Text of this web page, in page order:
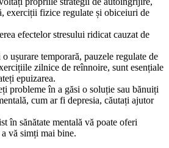
exerciții fizice regulate și obiceiuri de
efectelor stresului ridicat cauzat de
ușurare temporară, pauzele regulate de
zilnice de reînnoire, sunt esențiale
epuizarea.
probleme în a găsi o soluție sau bănuiți
cum ar fi depresia, căutați ajutor
în sănătate mentală vă poate oferi
vă simți mai bine.